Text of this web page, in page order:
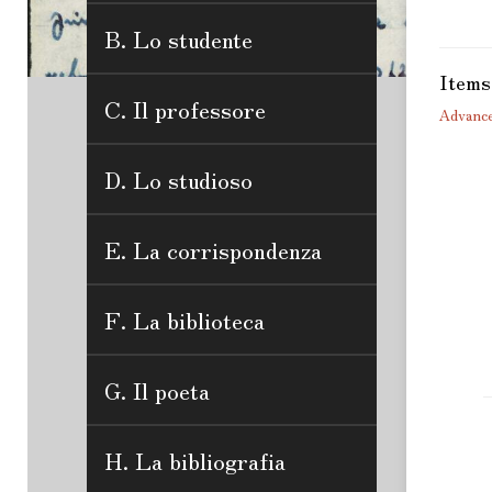
B. Lo studente
C. Il professore
D. Lo studioso
E. La corrispondenza
F. La biblioteca
G. Il poeta
H. La bibliografia
Items